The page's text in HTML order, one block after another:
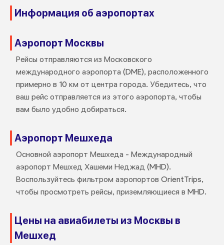
Информация об аэропортах
Аэропорт Москвы
Рейсы отправляются из Московского
международного аэропорта (DME), расположенного
примерно в 10 км от центра города. Убедитесь, что
ваш рейс отправляется из этого аэропорта, чтобы
вам было удобно добираться.
Аэропорт Мешхеда
Основной аэропорт Мешхеда - Международный
аэропорт Мешхед Хашеми Неджад (MHD).
Воспользуйтесь фильтром аэропортов OrientTrips,
чтобы просмотреть рейсы, приземляющиеся в MHD.
Цены на авиабилеты из Москвы в
Мешхед